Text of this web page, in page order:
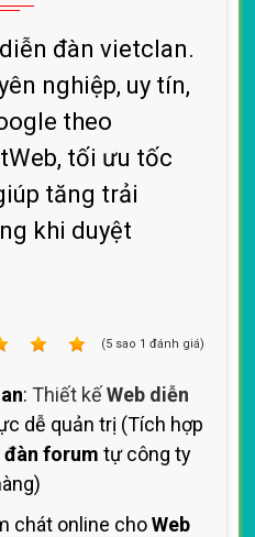
đàn vietclan.
nghiệp, uy tín,
theo
tối ưu tốc
tăng trải
khi duyệt
(5 sao 1 đánh giá)
: Thiết kếWeb diễn
dễ quản trị (Tích hợp
đàn forum tự công ty
chát online choWeb